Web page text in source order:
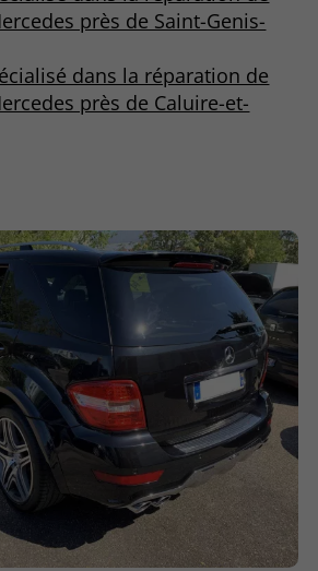
près de Saint-Genis-
dans la réparation de
près de Caluire-et-